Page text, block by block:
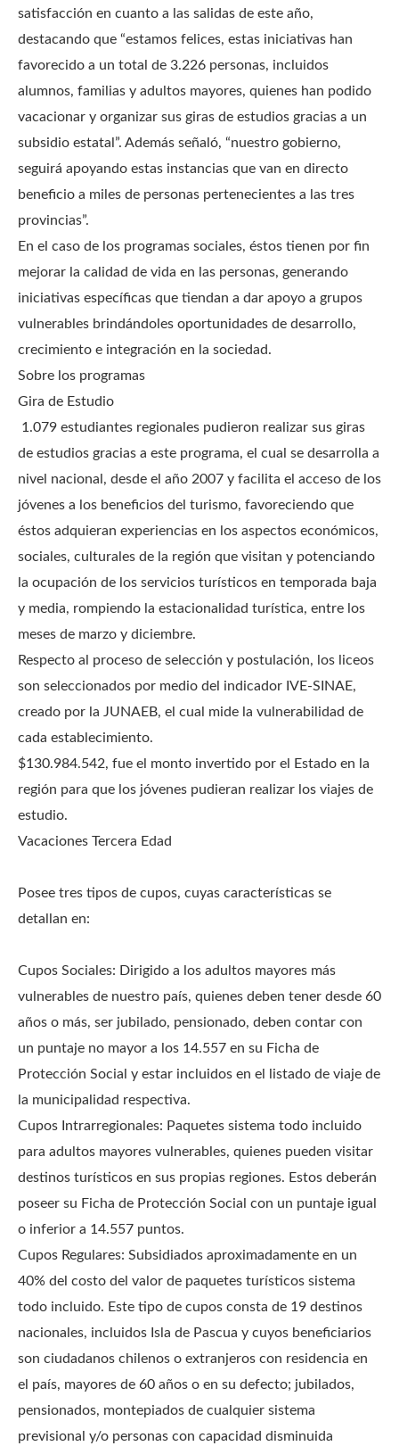
satisfacción en cuanto a las salidas de este año,
destacando que “estamos felices, estas iniciativas han
favorecido a un total de 3.226 personas, incluidos
alumnos, familias y adultos mayores, quienes han podido
vacacionar y organizar sus giras de estudios gracias a un
subsidio estatal”. Además señaló, “nuestro gobierno,
seguirá apoyando estas instancias que van en directo
beneficio a miles de personas pertenecientes a las tres
provincias”.
En el caso de los programas sociales, éstos tienen por fin
mejorar la calidad de vida en las personas, generando
iniciativas específicas que tiendan a dar apoyo a grupos
vulnerables brindándoles oportunidades de desarrollo,
crecimiento e integración en la sociedad.
Sobre los programas
Gira de Estudio
1.079 estudiantes regionales pudieron realizar sus giras
de estudios gracias a este programa, el cual se desarrolla a
nivel nacional, desde el año 2007 y facilita el acceso de los
jóvenes a los beneficios del turismo, favoreciendo que
éstos adquieran experiencias en los aspectos económicos,
sociales, culturales de la región que visitan y potenciando
la ocupación de los servicios turísticos en temporada baja
y media, rompiendo la estacionalidad turística, entre los
meses de marzo y diciembre.
Respecto al proceso de selección y postulación, los liceos
son seleccionados por medio del indicador IVE-SINAE,
creado por la JUNAEB, el cual mide la vulnerabilidad de
cada establecimiento.
$130.984.542, fue el monto invertido por el Estado en la
región para que los jóvenes pudieran realizar los viajes de
estudio.
Vacaciones Tercera Edad
Posee tres tipos de cupos, cuyas características se
detallan en:
Cupos Sociales: Dirigido a los adultos mayores más
vulnerables de nuestro país, quienes deben tener desde 60
años o más, ser jubilado, pensionado, deben contar con
un puntaje no mayor a los 14.557 en su Ficha de
Protección Social y estar incluidos en el listado de viaje de
la municipalidad respectiva.
Cupos Intrarregionales: Paquetes sistema todo incluido
para adultos mayores vulnerables, quienes pueden visitar
destinos turísticos en sus propias regiones. Estos deberán
poseer su Ficha de Protección Social con un puntaje igual
o inferior a 14.557 puntos.
Cupos Regulares: Subsidiados aproximadamente en un
40% del costo del valor de paquetes turísticos sistema
todo incluido. Este tipo de cupos consta de 19 destinos
nacionales, incluidos Isla de Pascua y cuyos beneficiarios
son ciudadanos chilenos o extranjeros con residencia en
el país, mayores de 60 años o en su defecto; jubilados,
pensionados, montepiados de cualquier sistema
previsional y/o personas con capacidad disminuida